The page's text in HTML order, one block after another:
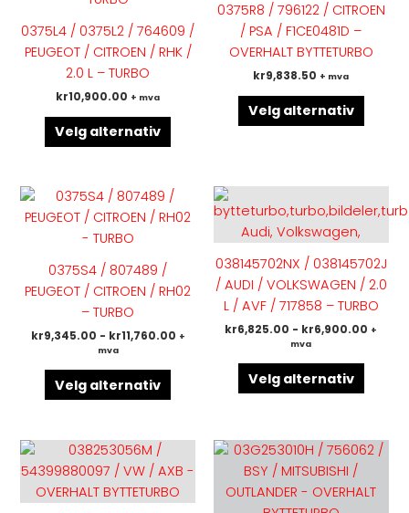
0375L4 / 0375L2 / 764609 /
PEUGEOT / CITROEN / RHK /
2.0 L – TURBO
kr10,900.00 + mva
Velg alternativ
varianter.
Alternativene
kan
produktsiden
0375R8 / 796122 / CITROEN
/ PSA / F1CE0481D –
OVERHALT BYTTETURBO
kr9,838.50 + mva
Velg alternativ
kan
0375S4 / 807489 /
PEUGEOT / CITROEN / RH02
– TURBO
kr9,345.00 - kr11,760.00 +
mva
Velg alternativ
Dette
produktet
varianter.
Alternativene
velges
produktsiden
038145702NX / 038145702J
/ AUDI / VOLKSWAGEN / 2.0
L / AVF / 717858 – TURBO
kr6,825.00 - kr6,900.00 +
mva
Velg alternativ
flere
kan
på
produktet
har
Dette
har